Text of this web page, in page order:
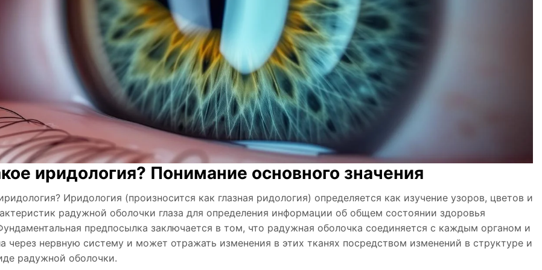
иридология? Понимание основного значения
Иридология (произносится как глазная ридология) определяется как изучение узоров, цветов и
радужной оболочки глаза для определения информации об общем состоянии здоровья
предпосылка заключается в том, что радужная оболочка соединяется с каждым органом и
через нервную систему и может отражать изменения в этих тканях посредством изменений в структуре и
радужной оболочки.